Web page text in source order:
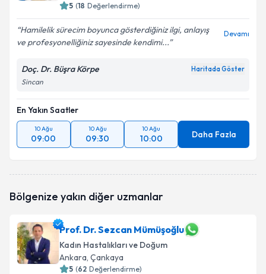
5 (18 Değerlendirme)
Hamilelik sürecim boyunca gösterdiğiniz ilgi, anlayış
ve profesyonelliğiniz sayesinde kendimi...
Devamı
Doç. Dr. Büşra Körpe Haritada Göster
Sincan
En Yakın Saatler
10 Ağu
09:00
10 Ağu
09:30
10 Ağu
10:00 Daha Fazla
Bölgenize yakın diğer uzmanlar
Prof. Dr. Sezcan Mümüşoğlu
Kadın Hastalıkları ve Doğum
Ankara, Çankaya
5 (62 Değerlendirme)